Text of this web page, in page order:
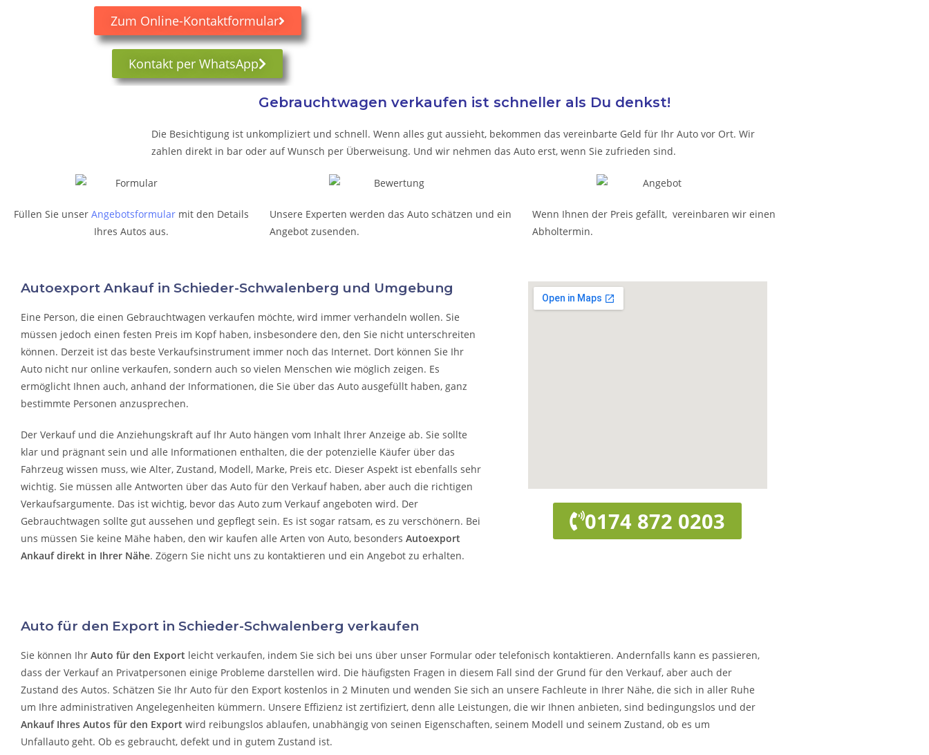
Zum Online-Kontaktformular
Kontakt per WhatsApp
Gebrauchtwagen verkaufen ist schneller als Du denkst!
Die Besichtigung ist unkompliziert und schnell. Wenn alles gut aussieht, bekommen das vereinbarte Geld für Ihr Auto vor Ort. Wir
zahlen direkt in bar oder auf Wunsch per Überweisung. Und wir nehmen das Auto erst, wenn Sie zufrieden sind.
Füllen Sie unser Angebotsformularmit den Details
Ihres Autos aus.
Unsere Experten werden das Auto schätzen und ein
Angebot zusenden.
Wenn Ihnen der Preis gefällt, vereinbaren wir einen
Abholtermin.
Autoexport Ankauf in Schieder-Schwalenberg und Umgebung
Eine Person, die einen Gebrauchtwagen verkaufen möchte, wird immer verhandeln wollen. Sie
müssen jedoch einen festen Preis im Kopf haben, insbesondere den, den Sie nicht unterschreiten
können. Derzeit ist das beste Verkaufsinstrument immer noch das Internet. Dort können Sie Ihr
Auto nicht nur online verkaufen, sondern auch so vielen Menschen wie möglich zeigen. Es
ermöglicht Ihnen auch, anhand der Informationen, die Sie über das Auto ausgefüllt haben, ganz
bestimmte Personen anzusprechen.
Der Verkauf und die Anziehungskraft auf Ihr Auto hängen vom Inhalt Ihrer Anzeige ab. Sie sollte
klar und prägnant sein und alle Informationen enthalten, die der potenzielle Käufer über das
Fahrzeug wissen muss, wie Alter, Zustand, Modell, Marke, Preis etc. Dieser Aspekt ist ebenfalls sehr
wichtig. Sie müssen alle Antworten über das Auto für den Verkauf haben, aber auch die richtigen
Verkaufsargumente. Das ist wichtig, bevor das Auto zum Verkauf angeboten wird. Der
Gebrauchtwagen sollte gut aussehen und gepflegt sein. Es ist sogar ratsam, es zu verschönern. Bei
uns müssen Sie keine Mähe haben, den wir kaufen alle Arten von Auto, besonders Autoexport
Ankauf direkt in Ihrer Nähe. Zögern Sie nicht uns zu kontaktieren und ein Angebot zu erhalten.
0174 872 0203
Auto für den Export in Schieder-Schwalenberg verkaufen
Sie können Ihr Auto für den Export leicht verkaufen, indem Sie sich bei uns über unser Formular oder telefonisch kontaktieren. Andernfalls kann es passieren,
dass der Verkauf an Privatpersonen einige Probleme darstellen wird. Die häufigsten Fragen in diesem Fall sind der Grund für den Verkauf, aber auch der
Zustand des Autos. Schätzen Sie Ihr Auto für den Export kostenlos in 2 Minuten und wenden Sie sich an unsere Fachleute in Ihrer Nähe, die sich in aller Ruhe
um Ihre administrativen Angelegenheiten kümmern. Unsere Effizienz ist zertifiziert, denn alle Leistungen, die wir Ihnen anbieten, sind bedingungslos und der
Ankauf Ihres Autos für den Export wird reibungslos ablaufen, unabhängig von seinen Eigenschaften, seinem Modell und seinem Zustand, ob es um
Unfallauto geht. Ob es gebraucht, defekt und in gutem Zustand ist.